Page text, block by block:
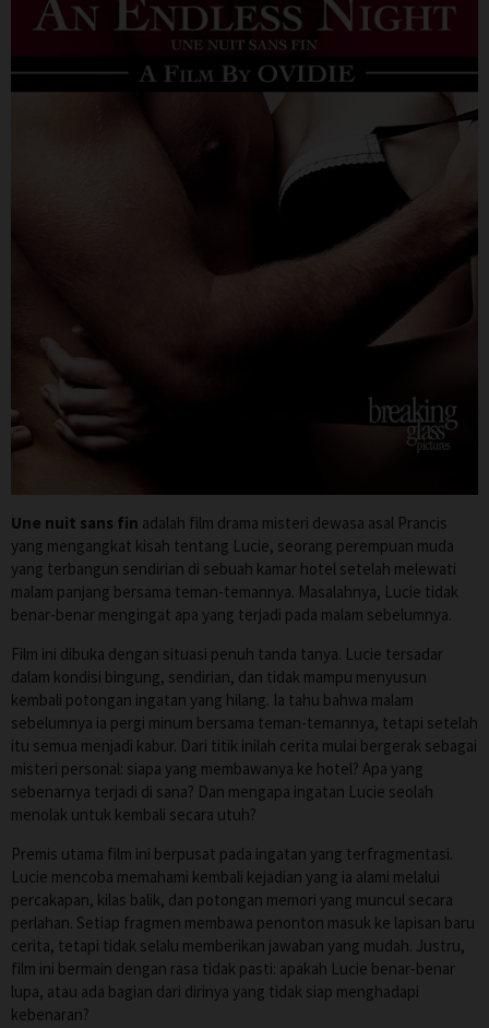
Une nuit sans fin adalah film drama misteri dewasa asal Prancis
yang mengangkat kisah tentang Lucie, seorang perempuan muda
yang terbangun sendirian di sebuah kamar hotel setelah melewati
malam panjang bersama teman-temannya. Masalahnya, Lucie tidak
benar-benar mengingat apa yang terjadi pada malam sebelumnya.
Film ini dibuka dengan situasi penuh tanda tanya. Lucie tersadar
dalam kondisi bingung, sendirian, dan tidak mampu menyusun
kembali potongan ingatan yang hilang. Ia tahu bahwa malam
sebelumnya ia pergi minum bersama teman-temannya, tetapi setelah
itu semua menjadi kabur. Dari titik inilah cerita mulai bergerak sebagai
misteri personal: siapa yang membawanya ke hotel? Apa yang
sebenarnya terjadi di sana? Dan mengapa ingatan Lucie seolah
menolak untuk kembali secara utuh?
Premis utama film ini berpusat pada ingatan yang terfragmentasi.
Lucie mencoba memahami kembali kejadian yang ia alami melalui
percakapan, kilas balik, dan potongan memori yang muncul secara
perlahan. Setiap fragmen membawa penonton masuk ke lapisan baru
cerita, tetapi tidak selalu memberikan jawaban yang mudah. Justru,
film ini bermain dengan rasa tidak pasti: apakah Lucie benar-benar
lupa, atau ada bagian dari dirinya yang tidak siap menghadapi
kebenaran?